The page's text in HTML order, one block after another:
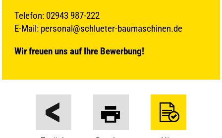
Telefon: 02943 987-222
E-Mail: personal@schlueter-baumaschinen.de
Wir freuen uns auf Ihre Bewerbung!